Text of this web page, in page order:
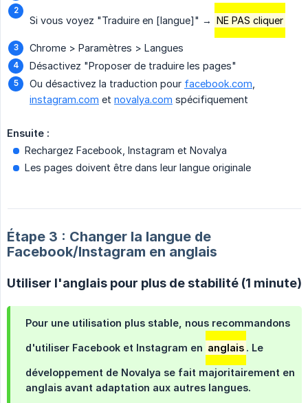
Si vous voyez "Traduire en [langue]" → NE PAS cliquer
Chrome > Paramètres > Langues
Désactivez "Proposer de traduire les pages"
Ou désactivez la traduction pour facebook.com
instagram.com et novalya.com spécifiquement
Ensuite :
Rechargez Facebook, Instagram et Novalya
Les pages doivent être dans leur langue originale
Étape 3 : Changer la langue de
Facebook/Instagram en anglais
Utiliser l'anglais pour plus de stabilité (1 minute)
Pour une utilisation plus stable, nous recommandons
d'utiliser Facebook et Instagram en anglais . Le
développement de Novalya se fait majoritairement en
anglais avant adaptation aux autres langues.